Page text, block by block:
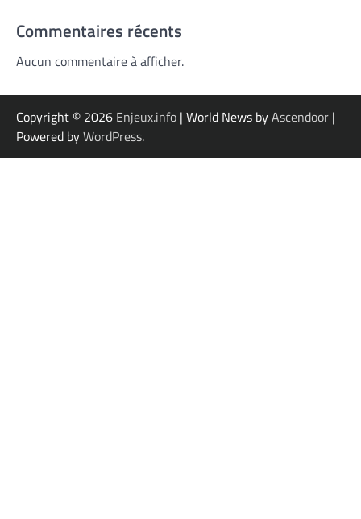
Commentaires récents
Aucun commentaire à afficher.
Copyright © 2026 Enjeux.info | World News byAscendoor |
Powered byWordPress.